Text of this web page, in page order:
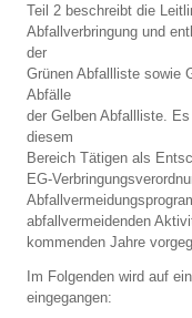
Teil 2 beschreibt die
Abfallverbringung und
der
Grünen Abfallliste sowie
Abfälle
der Gelben Abfallliste.
diesem
Bereich Tätigen als
EG-
abfallvermeidenden
kommenden Jahre
Im Folgenden wird auf
eingegangen: